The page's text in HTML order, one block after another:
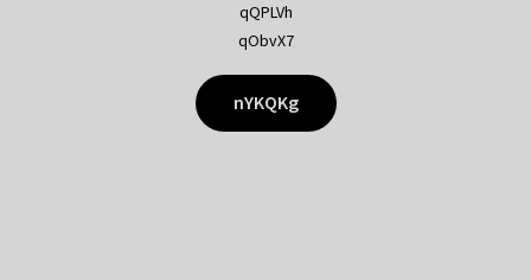
qQPLVh
qObvX7
nYKQKg